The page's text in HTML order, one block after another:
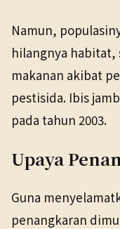
Namun,
hilangnya habitat,
makanan akibat
pestisida. Ibis
pada tahun 2003.
Upaya
Guna
penangkaran